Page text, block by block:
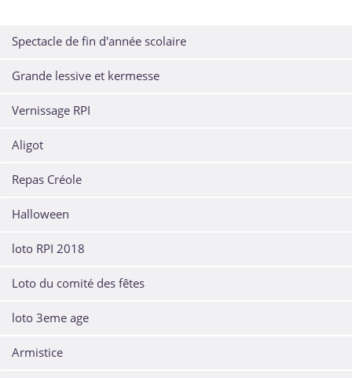
Spectacle de fin d'année scolaire
Grande lessive et kermesse
Vernissage RPI
Aligot
Repas Créole
Halloween
loto RPI 2018
Loto du comité des fêtes
loto 3eme age
Armistice